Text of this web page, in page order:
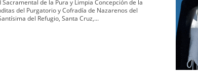
del Valle
de la Pura y Limpia Concepción de la
del Purgatorio y Cofradía de Nazarenos del
del Refugio, Santa Cruz,...